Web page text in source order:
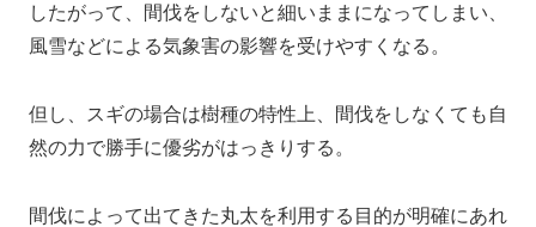
したがって、間伐をしないと細いままになってしまい、
風雪などによる気象害の影響を受けやすくなる。
但し、スギの場合は樹種の特性上、間伐をしなくても自
然の力で勝手に優劣がはっきりする。
間伐によって出てきた丸太を利用する目的が明確にあれ